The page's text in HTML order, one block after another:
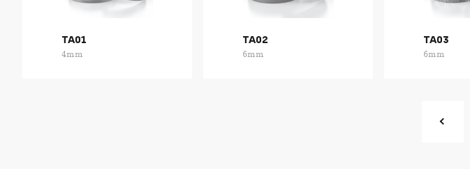
TA01
4mm
TA02
6mm
TA03
6mm